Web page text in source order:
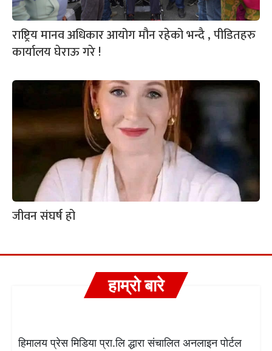
राष्ट्रिय मानव अधिकार आयोग मौन रहेको भन्दै , पीडितहरु
कार्यालय घेराऊ गरे !
जीवन संघर्ष हो
हाम्रो बारे
हिमालय प्रेस मिडिया प्रा.लि द्धारा संचालित अनलाइन पोर्टल